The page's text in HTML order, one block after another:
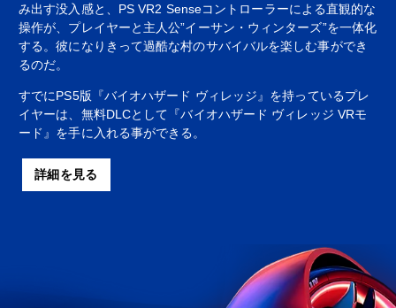
み出す没入感と、PS VR2 Senseコントローラーによる直観的な
操作が、プレイヤーと主人公”イーサン・ウィンターズ”を一体化
する。彼になりきって過酷な村のサバイバルを楽しむ事ができ
るのだ。
すでにPS5版『バイオハザード ヴィレッジ』を持っているプレ
イヤーは、無料DLCとして『バイオハザード ヴィレッジ VRモ
ード』を手に入れる事ができる。
詳細を見る